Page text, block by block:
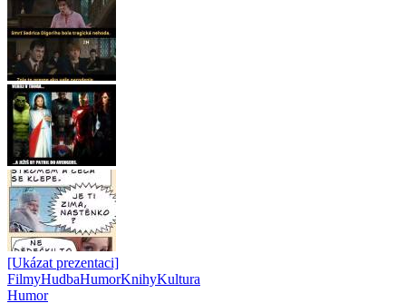
[Ukázat prezentaci]
FilmyHudbaHumorKnihyKultura
Humor